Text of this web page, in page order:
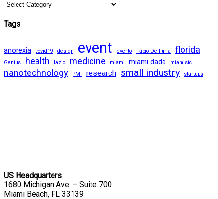
Tags
anorexia covid19 design event evento Fabio De Furia florida
Genius health lazio medicine miami miami dade miamisic
nanotechnology PMI research small industry startups
US Headquarters
1680 Michigan Ave. – Suite 700
Miami Beach, FL 33139